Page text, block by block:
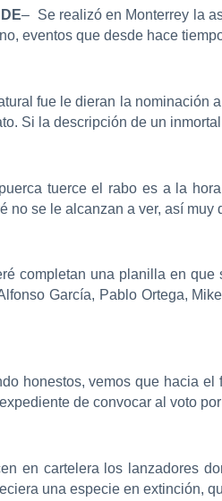
– Se realizó en Monterrey la
eventos que desde hace
fue le dieran la nominación
Si la descripción de un
tuerce el rabo es a la
no se le alcanzan a ver, así
completan una planilla en
García, Pablo Ortega,
honestos, vemos que hacia
de convocar al voto
en cartelera los lanzadores
una especie en extinción,